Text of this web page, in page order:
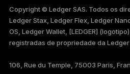
FRANÇAIS
TÜRKÇE
DEUTSCH
Copyright © Ledger SAS. Todos os
Ledger Stax, Ledger Flex, Ledger
OS, Ledger Wallet, [LEDGER]
registradas de propriedade da Ledger
106, Rue du Temple, 75003 Paris,